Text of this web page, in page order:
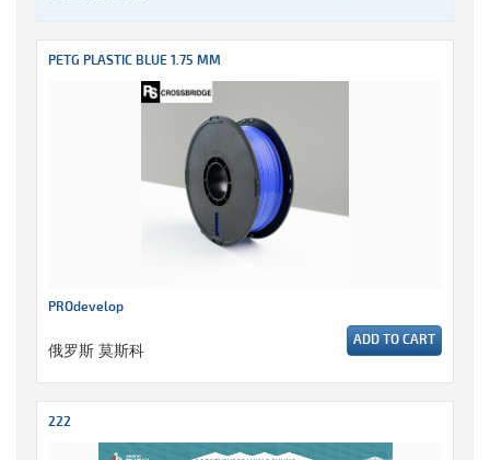
PETG PLASTIC BLUE 1.75 MM
PROdevelop
俄罗斯 莫斯科 ADD TO CART
222